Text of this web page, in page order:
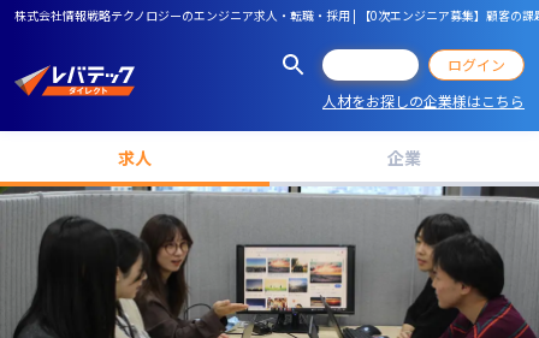
株式会社情報戦略テクノロジーのエンジニア求人・転職・採用 | 【0次エンジニア募集】顧客の
ログイン
人材をお探しの企業様はこちら
求人 企業